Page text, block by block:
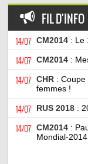
FIL D'INFO
14/07 CM2014 : Le
14/07 CM2014 :
14/07 CHR :
femmes !
14/07 RUS 2018 :
14/07 CM2014 :
Mondial-2014